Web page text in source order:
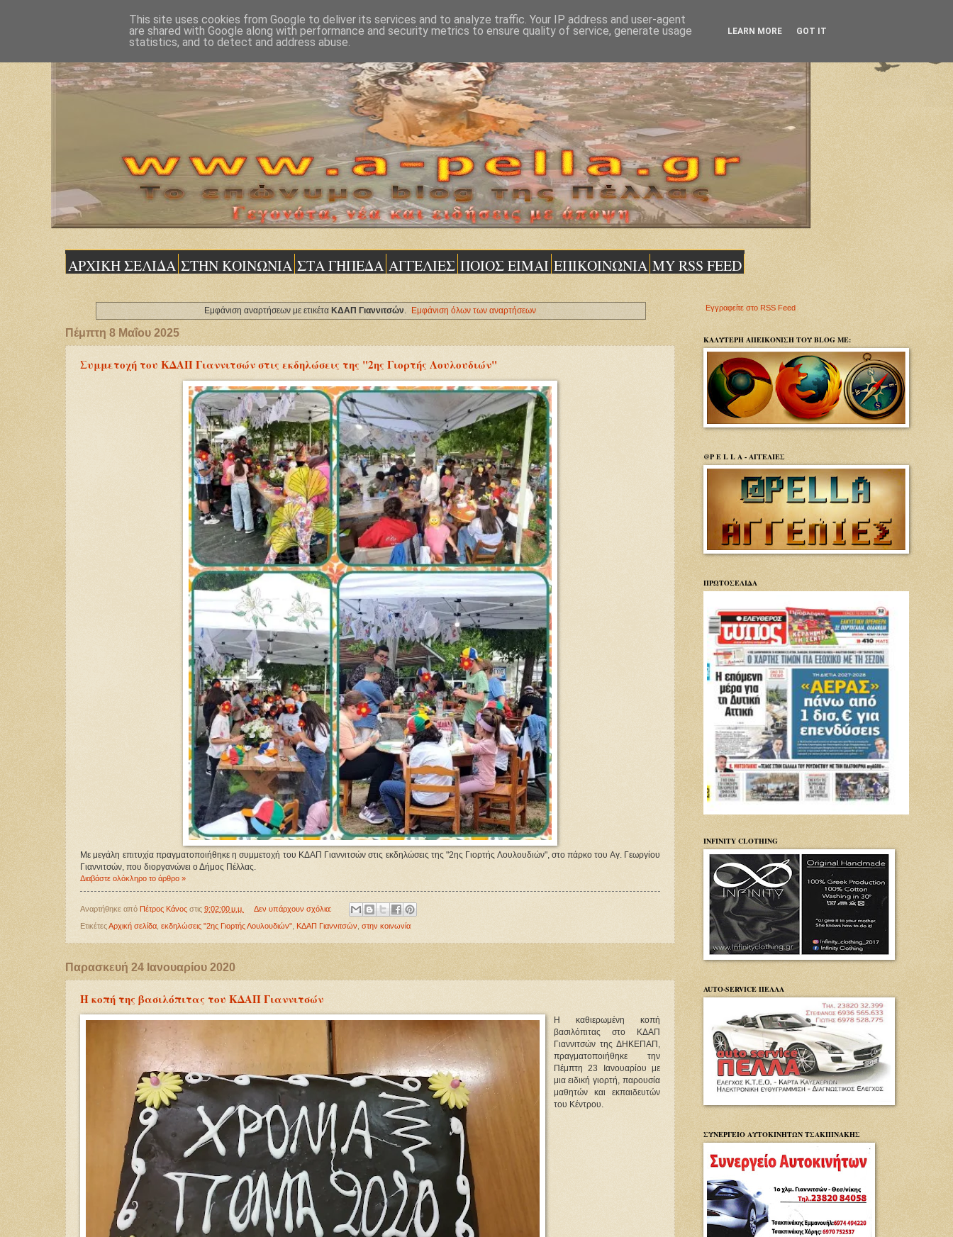
ΑΡΧΙΚΗ ΣΕΛΙΔΑ ΣΤΗΝ ΚΟΙΝΩΝΙΑ ΣΤΑ ΓΗΠΕΔΑ ΑΓΓΕΛΙΕΣ ΠΟΙΟΣ ΕΙΜΑΙ ΕΠΙΚΟΙΝΩΝΙΑ MY RSS FEED
Εμφάνιση αναρτήσεων με ετικέτα ΚΔΑΠ Γιαννιτσών Εμφάνιση όλων των αναρτήσεων
Πέμπτη 8 Μαΐου 2025
Συμμετοχή του ΚΔΑΠ Γιαννιτσών στις εκδηλώσεις της "2ης Γιορτής Λουλουδιών"
Με μεγάλη επιτυχία πραγματοποιήθηκε η συμμετοχή του ΚΔΑΠ Γιαννιτσών στις εκδηλώσεις της "2ης Γιορτής Λουλουδιών", στο πάρκο του Αγ. Γεωργίου
Γιαννιτσών, που διοργανώνει ο Δήμος Πέλλας.
Διαβάστε ολόκληρο το άρθρο »
Αναρτήθηκε από Πέτρος Κάνος στις 9:02:00 μ.μ. Δεν υπάρχουν σχόλια:
ΕτικέτεςΑρχική σελίδα εκδηλώσεις "2ης Γιορτής Λουλουδιών" ΚΔΑΠ Γιαννιτσών στην κοινωνία
Παρασκευή 24 Ιανουαρίου 2020
Η κοπή της βασιλόπιτας του ΚΔΑΠ Γιαννιτσών
H καθιερωμένη κοπή
βασιλόπιτας στο ΚΔΑΠ
Γιαννιτσών της ΔΗΚΕΠΑΠ,
πραγματοποιήθηκε την
Πέμπτη 23 Ιανουαρίου με
μια ειδική γιορτή, παρουσία
μαθητών και εκπαιδευτών
του Κέντρου.
Εγγραφείτε στο RSS Feed
ΚΑΛΥΤΕΡΗ ΑΠΕΙΚΟΝΙΣΗ ΤΟΥ BLOG ΜΕ:
@P E L L A - ΑΓΓΕΛΙΕΣ
ΠΡΩΤΟΣΕΛΙΔΑ
INFINITY CLOTHING
AUTO-SERVICE ΠΕΛΛΑ
ΣΥΝΕΡΓΕΙΟ ΑΥΤΟΚΙΝΗΤΩΝ ΤΣΑΚΠΙΝΑΚΗΣ
This site uses cookies from Google to deliver its services and to analyze traffic. Your IP address and user-agent
are shared with Google along with performance and security metrics to ensure quality of service, generate usage
statistics, and to detect and address abuse.
LEARN MORE GOT IT